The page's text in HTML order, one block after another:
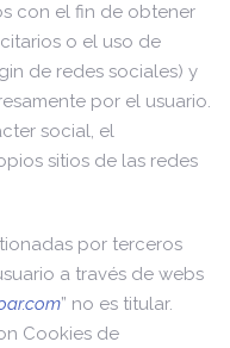
con el fin de obtener
o el uso de
de redes sociales) y
por el usuario.
social, el
sitios de las redes
por terceros
a través de webs
” no es titular.
Cookies de